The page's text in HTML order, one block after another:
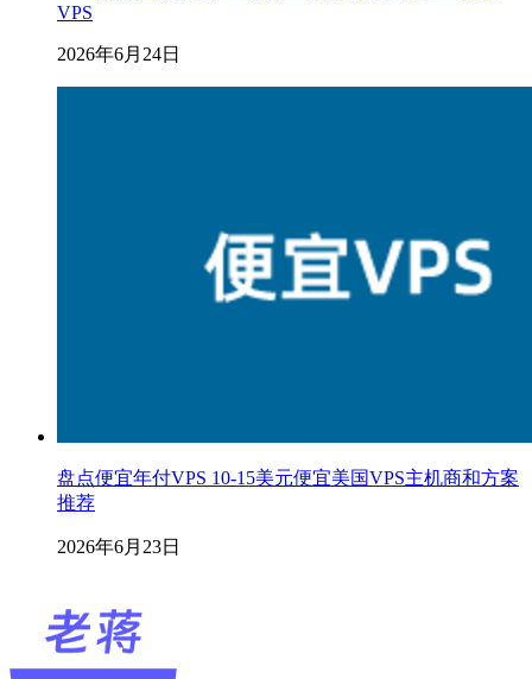
VPS
2026年6月24日
盘点便宜年付VPS 10-15美元便宜美国VPS主机商和方案
推荐
2026年6月23日